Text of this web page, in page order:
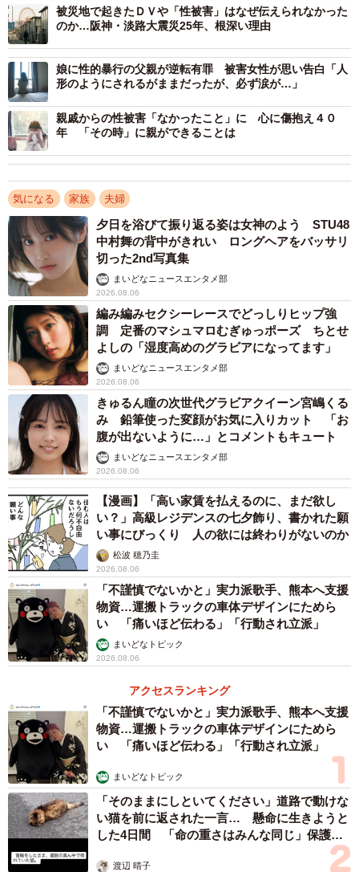
「配偶者やもと配偶者から言葉の暴力を受けたことはあり
ますか？」という質問には、全体で80％の人が、また男性
92.9%、女性70.7%が「ある」と回答。同社は「言葉の暴力
は女性が受ける印象が強いかもしれませんが、女性より男
性の方が言葉の暴力を受けており、しかもほとんどの男性
が言葉の暴力を受けていることが分かりました」と分析し
ています。
どのような言葉の暴力があったのか具体的に聞いたとこ
ろ、下記のようなパターンの内容が見られたといいます。
特にパターン3、4の回答が多かったそうです。
【パターン１ 相手の人格を否定する言葉 】
▽30代男性
家では犬と呼ばれている。帰って来るなと言われた。
▽30代男性
しね等の誹謗中傷を言われた。
▽40代女性
気持ち悪いんだよ。一度死んだ方がいいんじゃない？（と
言われた。）
▽30代女性
「人間のクズ」「一人では何もできないクソ女」「誰のお
かげで生活ができていると思っている」など。あとは、基
本的に謝らないというモラルハラスメント（をされた）。
【パターン２ 相手の頑張りや能力を否定する言葉】
稼いで家事も手伝っているのにお前はなんで何もしないの
か、弁護士よんでお前の人生をめちゃくちゃにしてやる
（と言われた）。
▽30代女性
どうせ（名前）にはできないよ。頭悪いの死なないと治ら
ない？（と言われた。）
被災地で起きたＤＶや「性被害」はなぜ伝えられなかった
のか…阪神・淡路大震災25年、根深い理由
娘に性的暴行の父親が逆転有罪 被害女性が思い告白「人
形のようにされるがままだったが、必ず涙が…」
親戚からの性被害「なかったこと」に 心に傷抱え４０
年 「その時」に親ができることは
気になる 家族 夫婦
夕日を浴びて振り返る姿は女神のよう STU48
中村舞の背中がきれい ロングヘアをバッサリ
切った2nd写真集
まいどなニュースエンタメ部
2026.08.06
編み編みセクシーレースでどっしりヒップ強
調 定番のマシュマロむぎゅっポーズ ちとせ
よしの「湿度高めのグラビアになってます」
まいどなニュースエンタメ部
2026.08.06
きゅるん瞳の次世代グラビアクイーン宮嶋くる
み 鉛筆使った変顔がお気に入りカット 「お
腹が出ないように…」とコメントもキュート
まいどなニュースエンタメ部
2026.08.06
【漫画】「高い家賃を払えるのに、まだ欲し
い？」高級レジデンスの七夕飾り、書かれた願
い事にびっくり 人の欲には終わりがないのか
松波 穂乃圭
2026.08.06
「不謹慎でないかと」実力派歌手、熊本へ支援
物資…運搬トラックの車体デザインにためら
い 「痛いほど伝わる」「行動され立派」
まいどなトピック
2026.08.06
アクセスランキング
「不謹慎でないかと」実力派歌手、熊本へ支援
物資…運搬トラックの車体デザインにためら
い 「痛いほど伝わる」「行動され立派」
まいどなトピック
「そのままにしといてください」道路で動けな
い猫を前に返された一言… 懸命に生きようと
した4日間 「命の重さはみんな同じ」保護団
渡辺 晴子